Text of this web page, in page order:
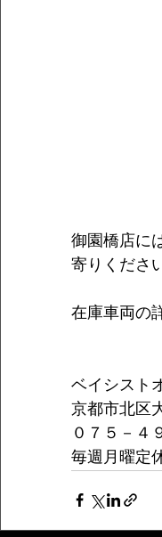
御園橋店に
寄りくださ
在庫車両の
ベイシスト
京都市北区
０７５－４
毎週月曜定